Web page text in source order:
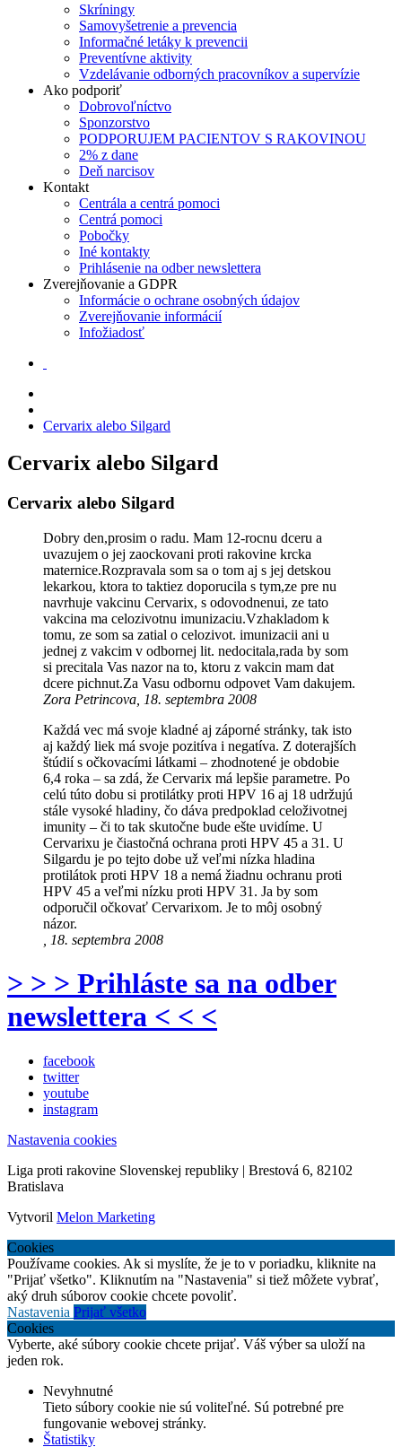
Skríningy
Samovyšetrenie a prevencia
Informačné letáky k prevencii
Preventívne aktivity
Vzdelávanie odborných pracovníkov a supervízie
Ako podporiť
Dobrovoľníctvo
Sponzorstvo
PODPORUJEM PACIENTOV S RAKOVINOU
2% z dane
Deň narcisov
Kontakt
Centrála a centrá pomoci
Centrá pomoci
Pobočky
Iné kontakty
Prihlásenie na odber newslettera
Zverejňovanie a GDPR
Informácie o ochrane osobných údajov
Zverejňovanie informácií
Infožiadosť
Cervarix alebo Silgard
Cervarix alebo Silgard
Cervarix alebo Silgard
Dobry den,prosim o radu. Mam 12-rocnu dceru a
uvazujem o jej zaockovani proti rakovine krcka
maternice.Rozpravala som sa o tom aj s jej detskou
lekarkou, ktora to taktiez doporucila s tym,ze pre nu
navrhuje vakcinu Cervarix, s odovodnenui, ze tato
vakcina ma celozivotnu imunizaciu.Vzhakladom k
tomu, ze som sa zatial o celozivot. imunizacii ani u
jednej z vakcim v odbornej lit. nedocitala,rada by som
si precitala Vas nazor na to, ktoru z vakcin mam dat
dcere pichnut.Za Vasu odbornu odpovet Vam dakujem.
Zora Petrincova, 18. septembra 2008
Každá vec má svoje kladné aj záporné stránky, tak isto
aj každý liek má svoje pozitíva i negatíva. Z doterajších
štúdií s očkovacími látkami – zhodnotené je obdobie
6,4 roka – sa zdá, že Cervarix má lepšie parametre. Po
celú túto dobu si protilátky proti HPV 16 aj 18 udržujú
stále vysoké hladiny, čo dáva predpoklad celoživotnej
imunity – či to tak skutočne bude ešte uvidíme. U
Cervarixu je čiastočná ochrana proti HPV 45 a 31. U
Silgardu je po tejto dobe už veľmi nízka hladina
protilátok proti HPV 18 a nemá žiadnu ochranu proti
HPV 45 a veľmi nízku proti HPV 31. Ja by som
odporučil očkovať Cervarixom. Je to môj osobný
názor.
, 18. septembra 2008
> > > Prihláste sa na odber
newslettera < < <
facebook
twitter
youtube
instagram
Nastavenia cookies
Liga proti rakovine Slovenskej republiky | Brestová 6, 82102
Bratislava
Vytvoril Melon Marketing
Cookies
Používame cookies. Ak si myslíte, že je to v poriadku, kliknite na
"Prijať všetko". Kliknutím na "Nastavenia" si tiež môžete vybrať,
aký druh súborov cookie chcete povoliť.
Nastavenia Prijať všetko
Cookies
Vyberte, aké súbory cookie chcete prijať. Váš výber sa uloží na
jeden rok.
Nevyhnutné
Tieto súbory cookie nie sú voliteľné. Sú potrebné pre
fungovanie webovej stránky.
Štatistiky